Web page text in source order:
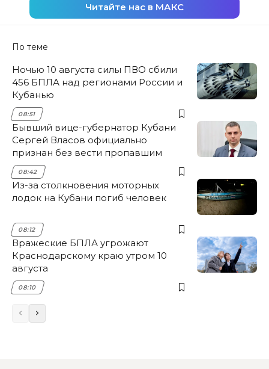
Читайте нас в МАКС
По теме
Ночью 10 августа силы ПВО сбили
456 БПЛА над регионами России и
Кубанью
08:51
Бывший вице-губернатор Кубани
Сергей Власов официально
признан без вести пропавшим
08:42
Из-за столкновения моторных
лодок на Кубани погиб человек
08:12
Вражеские БПЛА угрожают
Краснодарскому краю утром 10
августа
08:10